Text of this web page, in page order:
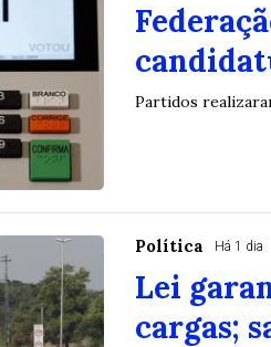
Partidos
Política Há 1 dia
Lei
cargas;